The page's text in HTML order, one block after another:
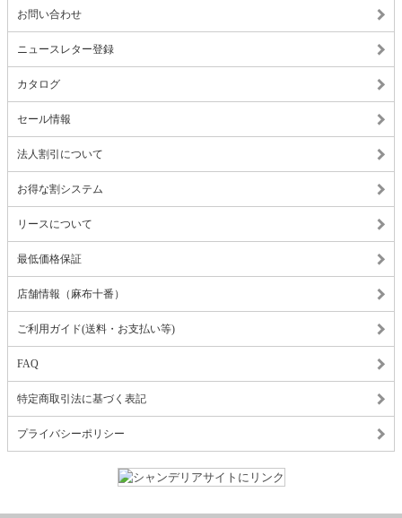
お問い合わせ
ニュースレター登録
カタログ
セール情報
法人割引について
お得な割システム
リースについて
最低価格保証
店舗情報（麻布十番）
ご利用ガイド(送料・お支払い等)
FAQ
特定商取引法に基づく表記
プライバシーポリシー